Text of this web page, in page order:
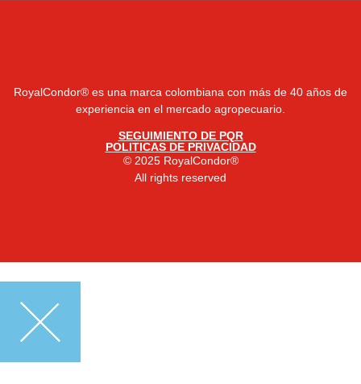
RoyalCondor® es una marca colombiana con más de 40 años de
experiencia en el mercado agropecuario.
SEGUIMIENTO DE PQR
POLITICAS DE PRIVACIDAD
© 2025 RoyalCondor®
All rights reserved